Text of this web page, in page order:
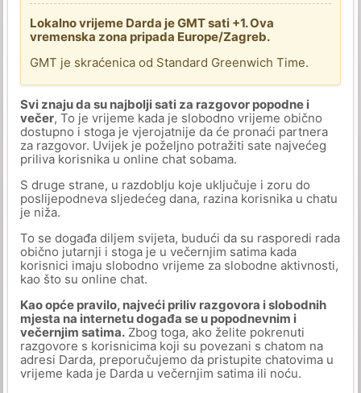
Lokalno vrijeme Darda je GMT sati +1. Ova
vremenska zona pripada Europe/Zagreb.
GMT je skraćenica od Standard Greenwich Time.
Svi znaju da su najbolji sati za razgovor popodne i
večer, To je vrijeme kada je slobodno vrijeme obično
dostupno i stoga je vjerojatnije da će pronaći partnera
za razgovor. Uvijek je poželjno potražiti sate najvećeg
priliva korisnika u online chat sobama.
S druge strane, u razdoblju koje uključuje i zoru do
poslijepodneva sljedećeg dana, razina korisnika u chatu
je niža.
To se događa diljem svijeta, budući da su rasporedi rada
obično jutarnji i stoga je u večernjim satima kada
korisnici imaju slobodno vrijeme za slobodne aktivnosti,
kao što su online chat.
Kao opće pravilo, najveći priliv razgovora i slobodnih
mjesta na internetu događa se u popodnevnim i
večernjim satima.Zbog toga, ako želite pokrenuti
razgovore s korisnicima koji su povezani s chatom na
adresi Darda, preporučujemo da pristupite chatovima u
vrijeme kada je Darda u večernjim satima ili noću.